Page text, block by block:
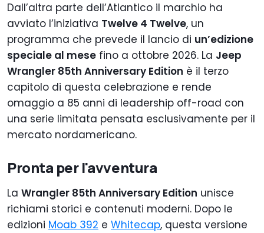
Dall’altra parte dell’Atlantico il marchio ha
avviato l’iniziativa Twelve 4 Twelve, un
programma che prevede il lancio di un’edizione
speciale al mese fino a ottobre 2026. La Jeep
Wrangler 85th Anniversary Edition è il terzo
capitolo di questa celebrazione e rende
omaggio a 85 anni di leadership off-road con
una serie limitata pensata esclusivamente per il
mercato nordamericano.
Pronta per l'avventura
La Wrangler 85th Anniversary Edition unisce
richiami storici e contenuti moderni. Dopo le
edizioni Moab 392 e Whitecap, questa versione